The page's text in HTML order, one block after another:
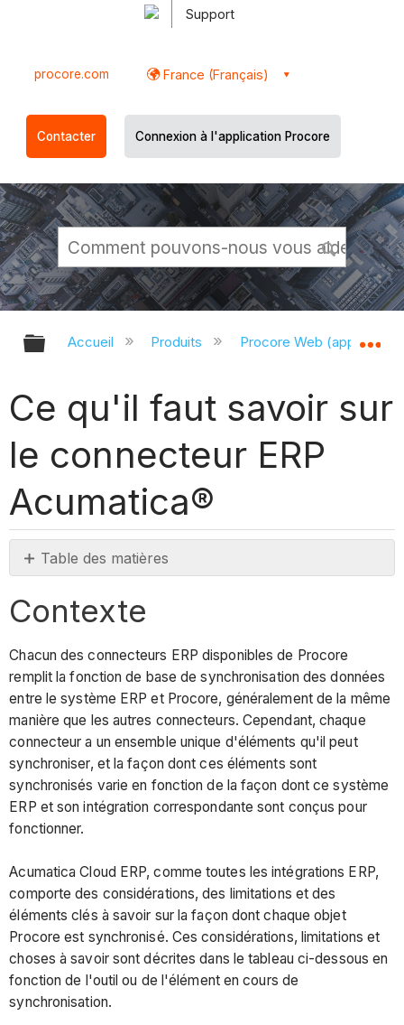
Support
procore.com France (Français)
Contacter Connexion à l'application Procore
Développer/réduire la hiérarchie
Accueil Produits Procore Web
Ce qu'il faut savoir sur
le connecteur ERP
Acumatica®
Table des matières
À
sur
le
connecteur
Acumatica
Cloud
ERP
Élément
ou
paramètre
Considérations,
limitations
et
exigences
paramètres
de
Contexte
Chacun des connecteurs ERP disponibles de Procore
remplit la fonction de base de synchronisation des données
entre le système ERP et Procore, généralement de la même
manière que les autres connecteurs. Cependant, chaque
connecteur a un ensemble unique d'éléments qu'il peut
synchroniser, et la façon dont ces éléments sont
synchronisés varie en fonction de la façon dont ce système
ERP et son intégration correspondante sont conçus pour
fonctionner.
Acumatica Cloud ERP, comme toutes les intégrations ERP,
comporte des considérations, des limitations et des
éléments clés à savoir sur la façon dont chaque objet
Procore est synchronisé. Ces considérations, limitations et
choses à savoir sont décrites dans le tableau ci-dessous en
fonction de l'outil ou de l'élément en cours de
synchronisation.